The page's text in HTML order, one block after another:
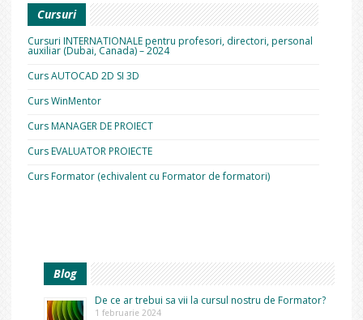
Cursuri
Cursuri INTERNATIONALE pentru profesori, directori, personal
auxiliar (Dubai, Canada) – 2024
Curs AUTOCAD 2D SI 3D
Curs WinMentor
Curs MANAGER DE PROIECT
Curs EVALUATOR PROIECTE
Curs Formator (echivalent cu Formator de formatori)
Blog
De ce ar trebui sa vii la cursul nostru de Formator?
1 februarie 2024